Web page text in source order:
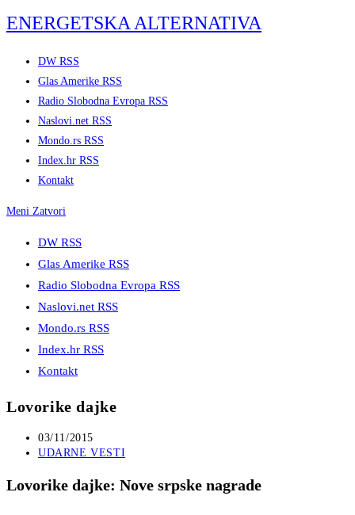
Skip
to
ENERGETSKA ALTERNATIVA
DW RSS
Glas Amerike RSS
Radio Slobodna Evropa RSS
Naslovi.net RSS
Mondo.rs RSS
Index.hr RSS
Kontakt
Meni Zatvori
DW RSS
Glas Amerike RSS
Radio Slobodna Evropa RSS
Naslovi.net RSS
Mondo.rs RSS
Index.hr RSS
Kontakt
Lovorike dajke
Post
published:
03/11/2015
Post
UDARNE VESTI
Lovorike dajke: Nove srpske nagrade